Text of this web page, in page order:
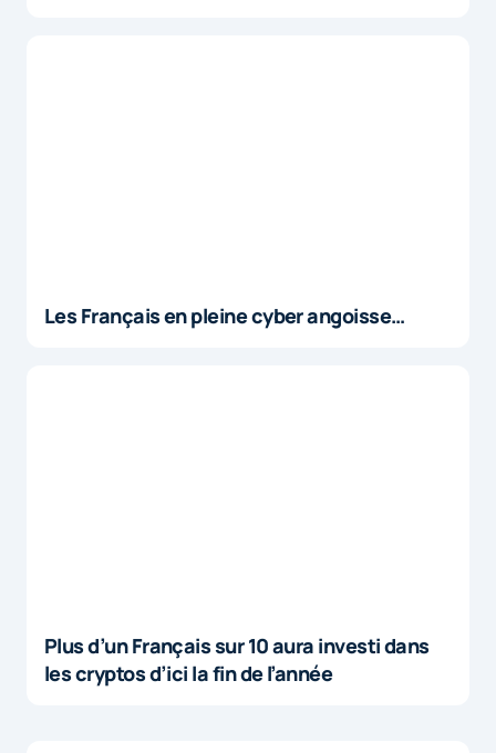
Les Français en pleine cyber angoisse…
Plus d’un Français sur 10 aura investi dans
les cryptos d’ici la fin de l’année